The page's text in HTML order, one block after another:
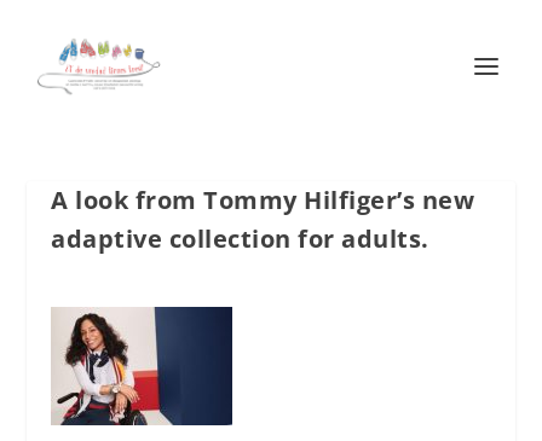
A look from Tommy Hilfiger’s new
adaptive collection for adults.